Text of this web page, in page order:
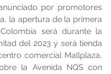
por promotores
la apertura de la primera
será durante la
del 2023 y será tienda
comercial Mallplaza,
la Avenida NQS con